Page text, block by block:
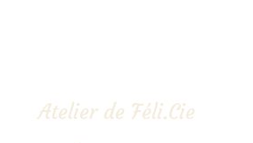
Atelier de Féli.Cie